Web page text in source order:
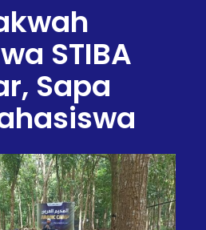
STIBA
Sapa